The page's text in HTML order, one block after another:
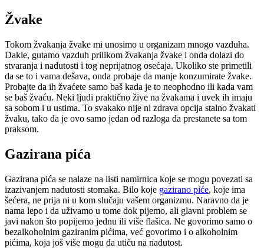
Žvake
Tokom žvakanja žvake mi unosimo u organizam mnogo vazduha.
Dakle, gutamo vazduh prilikom žvakanja žvake i onda dolazi do
stvaranja i nadutosti i tog neprijatnog osećaja. Ukoliko ste primetili
da se to i vama dešava, onda probaje da manje konzumirate žvake.
Probajte da ih žvaćete samo baš kada je to neophodno ili kada vam
se baš žvaću. Neki ljudi praktično žive na žvakama i uvek ih imaju
sa sobom i u ustima. To svakako nije ni zdrava opcija stalno žvakati
žvaku, tako da je ovo samo jedan od razloga da prestanete sa tom
praksom.
Gazirana pića
Gazirana pića se nalaze na listi namirnica koje se mogu povezati sa
izazivanjem nadutosti stomaka. Bilo koje gazirano piće, koje ima
šećera, ne prija ni u kom slučaju vašem organizmu. Naravno da je
nama lepo i da uživamo u tome dok pijemo, ali glavni problem se
javi nakon što popijemo jednu ili više flašica. Ne govorimo samo o
bezalkoholnim gaziranim pićima, već govorimo i o alkoholnim
pićima, koja još više mogu da utiču na nadutost.